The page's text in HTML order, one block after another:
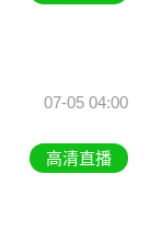
07-05 04:00
高清直播